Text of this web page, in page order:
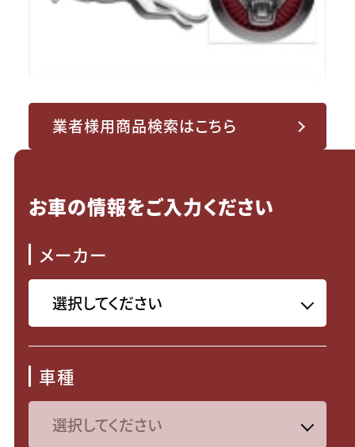
業者様用商品検索はこちら
お車の情報をご入力ください
メーカー
車種